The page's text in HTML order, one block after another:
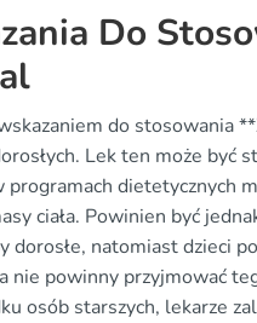
Do
do stosowania
Lek ten może być
programach dietetycznych
ciała. Powinien być
dorosłe, natomiast dzieci
nie powinny przyjmować
osób starszych, lekarze